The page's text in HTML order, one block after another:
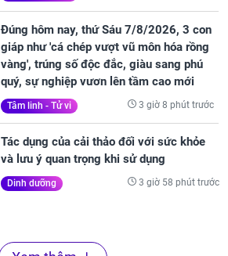
Đúng hôm nay, thứ Sáu 7/8/2026, 3 con
giáp như 'cá chép vượt vũ môn hóa rồng
vàng', trúng số độc đắc, giàu sang phú
quý, sự nghiệp vươn lên tầm cao mới
Tâm linh - Tử vi 3 giờ 8 phút trước
Tác dụng của cải thảo đối với sức khỏe
và lưu ý quan trọng khi sử dụng
Dinh dưỡng 3 giờ 58 phút trước